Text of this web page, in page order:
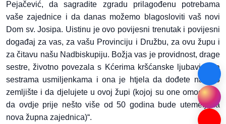
Pejačević, da sagradite zgradu prilagođenu potrebama
vaše zajednice i da danas možemo blagosloviti vaš novi
Dom sv. Josipa. Uistinu je ovo povijesni trenutak i povijesni
događaj za vas, za vašu Provinciju i Družbu, za ovu župu i
za čitavu našu Nadbiskupiju. Božja vas je providnost, drage
sestre, životno povezala s Kćerima kršćanske ljubavi – sa
sestrama usmiljenkama i ona je htjela da dođete na ovo
zemljište i da djelujete u ovoj župi (kojoj su one omogućile
da ovdje prije nešto više od 50 godina bude utemeljena
nova župna zajednica)“.